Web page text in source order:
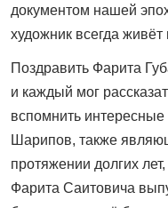
документом нашей
художник всегда живёт
Поздравить Фарита
и каждый мог
вспомнить
Шарипов, также
протяжении долгих
Фарита Саитовича